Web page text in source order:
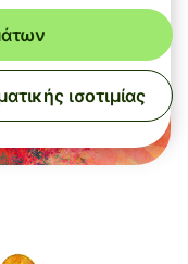
ισοτιμίας